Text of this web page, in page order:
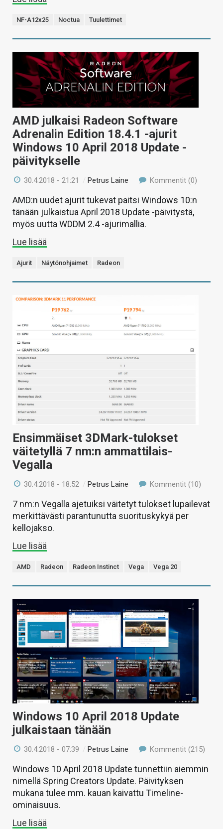
NF-A12x25 Noctua Tuulettimet
AMD julkaisi Radeon Software
Adrenalin Edition 18.4.1 -ajurit
Windows 10 April 2018 Update -
päivitykselle
30.4.2018 - 21:21 / Petrus Laine Kommentit (0)
AMD:n uudet ajurit tukevat paitsi Windows 10:n
tänään julkaistua April 2018 Update -päivitystä,
myös uutta WDDM 2.4 -ajurimallia.
Lue lisää
Ajurit Näytönohjaimet Radeon
Ensimmäiset 3DMark-tulokset
väitetyllä 7 nm:n ammattilais-
Vegalla
30.4.2018 - 18:52 /Petrus Laine Kommentit (10)
7 nm:n Vegalla ajetuiksi väitetyt tulokset lupailevat
merkittävästi parantunutta suorituskykyä per
kellojakso.
Lue lisää
AMD Radeon Radeon Instinct Vega Vega 20
Windows 10 April 2018 Update
julkaistaan tänään
30.4.2018 - 07:39 /Petrus Laine Kommentit (215)
Windows 10 April 2018 Update tunnettiin aiemmin
nimellä Spring Creators Update. Päivityksen
mukana tulee mm. kauan kaivattu Timeline-
ominaisuus.
Lue lisää